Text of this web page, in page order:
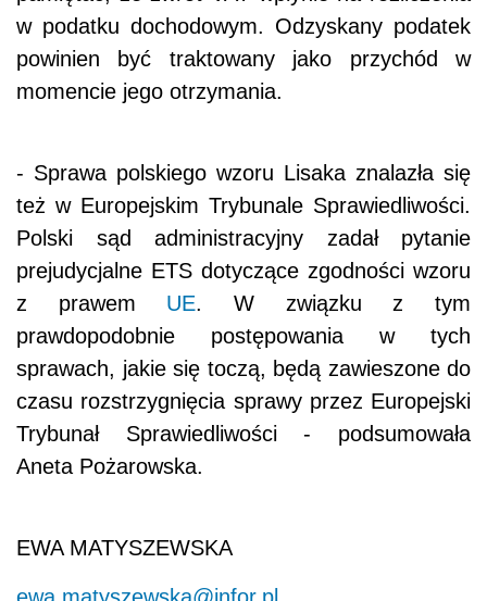
w podatku dochodowym. Odzyskany podatek
powinien być traktowany jako przychód w
momencie jego otrzymania.
- Sprawa polskiego wzoru Lisaka znalazła się
też w Europejskim Trybunale Sprawiedliwości.
Polski sąd administracyjny zadał pytanie
prejudycjalne ETS dotyczące zgodności wzoru
z prawem UE. W związku z tym
prawdopodobnie postępowania w tych
sprawach, jakie się toczą, będą zawieszone do
czasu rozstrzygnięcia sprawy przez Europejski
Trybunał Sprawiedliwości - podsumowała
Aneta Pożarowska.
EWA MATYSZEWSKA